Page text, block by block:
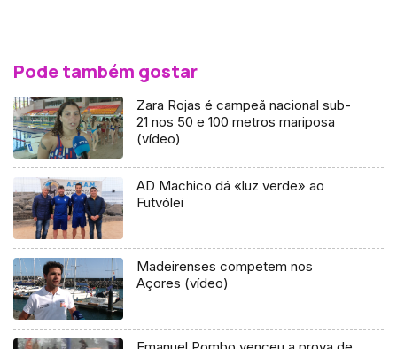
Pode também gostar
Zara Rojas é campeã nacional sub-
21 nos 50 e 100 metros mariposa
(vídeo)
AD Machico dá «luz verde» ao
Futvólei
Madeirenses competem nos
Açores (vídeo)